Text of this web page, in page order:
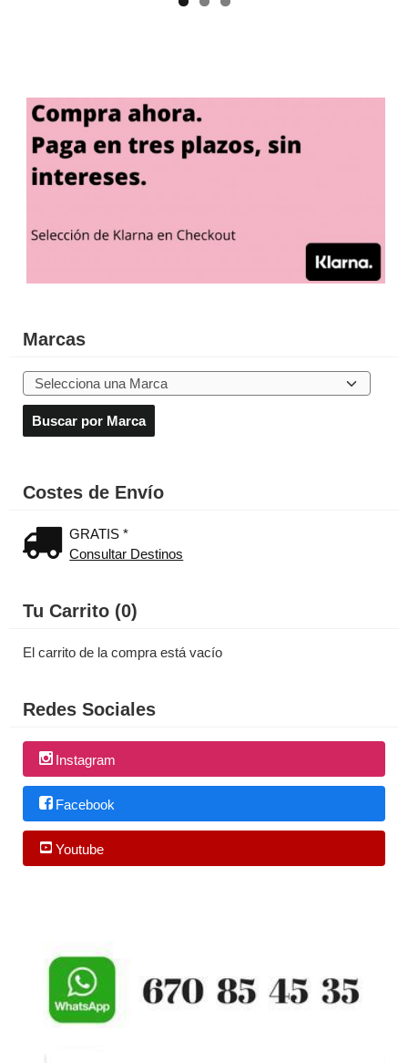
Marcas
Costes de Envío
GRATIS *
Consultar Destinos
Tu Carrito (0)
El carrito de la compra está vacío
Redes Sociales
Instagram
Facebook
Youtube